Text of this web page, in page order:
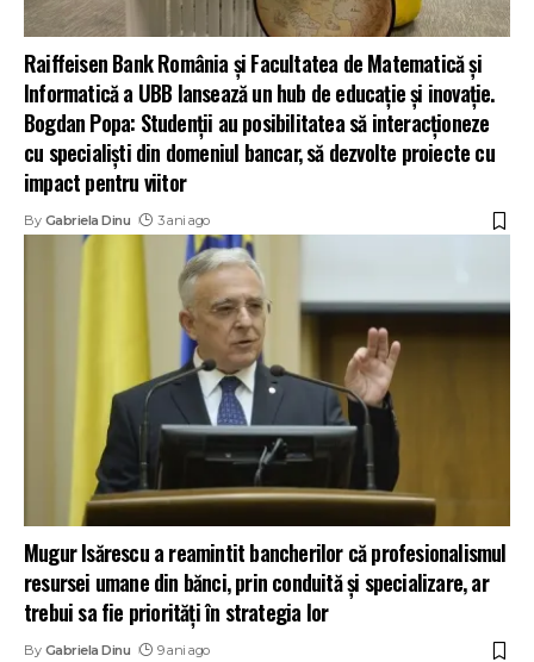
Raiffeisen Bank România și Facultatea de Matematică și
Informatică a UBB lansează un hub de educație și inovație.
Bogdan Popa: Studenții au posibilitatea să interacționeze
cu specialiști din domeniul bancar, să dezvolte proiecte cu
impact pentru viitor
By Gabriela Dinu 3 ani ago
Mugur Isărescu a reamintit bancherilor că profesionalismul
resursei umane din bănci, prin conduită și specializare, ar
trebui sa fie priorităţi în strategia lor
By Gabriela Dinu 9 ani ago